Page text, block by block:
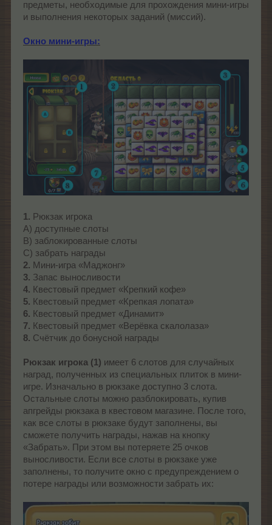
предметы, необходимые для прохождения мини-игры
и выполнения некоторых заданий (миссий).
Окно мини-игры:
1. Рюкзак игрока
А) доступные слоты
В) заблокированные слоты
С) забрать награды
2. Мини-игра «Маджонг»
3. Запас выносливости
4. Квестовый предмет «Крепкий кофе»
5. Квестовый предмет «Крепкая лопата»
6. Квестовый предмет «Динамит»
7. Квестовый предмет «Верёвка скалолаза»
8. Счётчик до бонусной награды
Рюкзак игрока (1) имеет 6 слотов для случайных
наград, полученных из специальных плиток в мини-
игре. Изначально в рюкзаке доступно 3 слота.
Остальные слоты можно разблокировать, купив
апгрейды рюкзака в квестовом магазине. После того,
как все слоты в рюкзаке будут заполнены, вы
сможете получить награды, нажав на кнопку
«Забрать». При этом вы потеряете 25 очков
выносливости. Если все слоты в рюкзаке уже
заполнены, то получите окно с предупреждением о
потере награды или возможности забрать их: